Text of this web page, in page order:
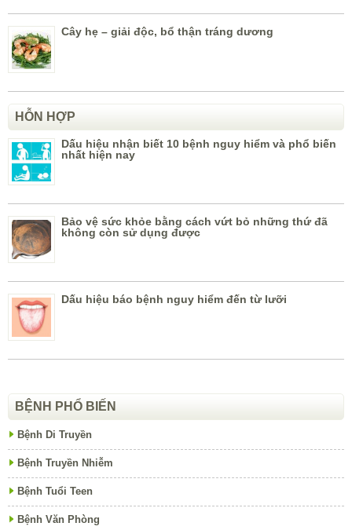
Cây hẹ – giải độc, bổ thận tráng dương
HỖN HỢP
Dấu hiệu nhận biết 10 bệnh nguy hiểm và phổ biến
nhất hiện nay
Bảo vệ sức khỏe bằng cách vứt bỏ những thứ đã
không còn sử dụng được
Dấu hiệu báo bệnh nguy hiểm đến từ lưỡi
BỆNH PHỔ BIẾN
Bệnh Di Truyền
Bệnh Truyền Nhiễm
Bệnh Tuổi Teen
Bệnh Văn Phòng